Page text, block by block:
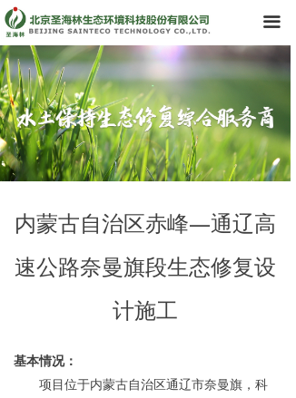
끀
首页
了解我们
领导团队
业务领域
· 咨询设计
· 施工运维
· 智慧化产品与管理
新闻资讯
基本情况：
项目位于内蒙古自治区通辽市奈曼旗，科
内蒙古自治区赤峰—通辽高
速公路奈曼旗段生态修复设
计施工